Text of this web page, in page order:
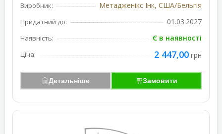
Виробник: Метадженікс Інк, США/Бельгія
Придатний до: 01.03.2027
Наявність: Є в наявності
Ціна: 2 447,00 грн
Детальніше Замовити